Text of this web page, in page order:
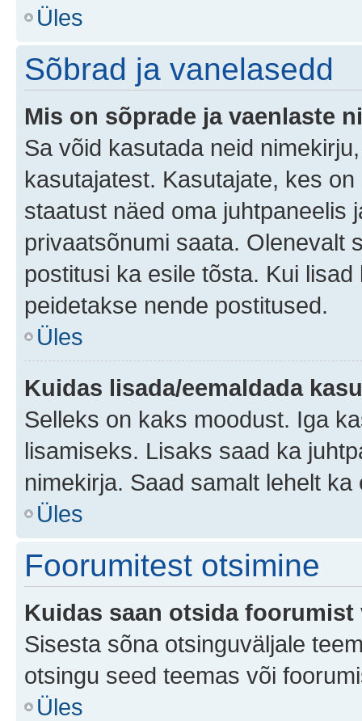
Üles
Sõbrad ja vanelasedd
Mis on sõprade ja vaenlaste
Sa võid kasutada neid
kasutajatest. Kasutajate, kes
staatust näed oma juhtpaneelis
privaatsõnumi saata. Olenevalt
postitusi ka esile tõsta. Kui
peidetakse nende postitused.
Üles
Kuidas lisada/eemaldada
Selleks on kaks moodust. Iga
lisamiseks. Lisaks saad ka
nimekirja. Saad samalt lehelt ka
Üles
Foorumitest otsimine
Kuidas saan otsida
Sisesta sõna otsinguväljale
otsingu seed teemas või
Üles